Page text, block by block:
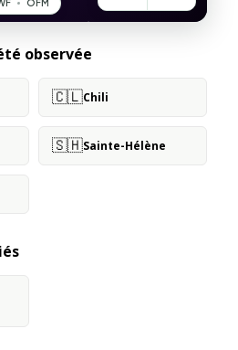
observée
🇨🇱Chili
🇸🇭Sainte-Hélène